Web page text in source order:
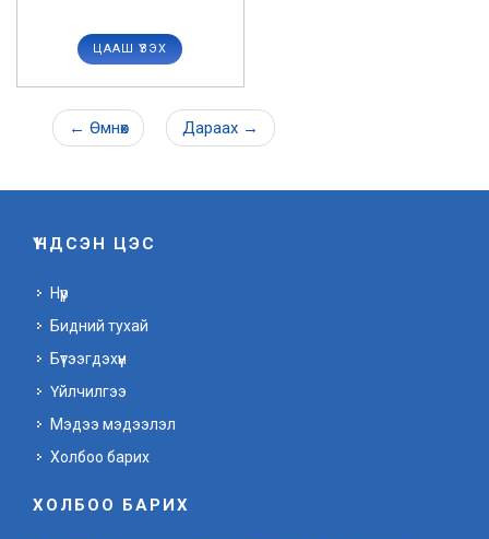
ЦААШ ҮЗЭХ
← Өмнөх Дараах →
ҮНДСЭН ЦЭС
Нүүр
Бидний тухай
Бүтээгдэхүүн
Үйлчилгээ
Мэдээ мэдээлэл
Холбоо барих
ХОЛБОО БАРИХ